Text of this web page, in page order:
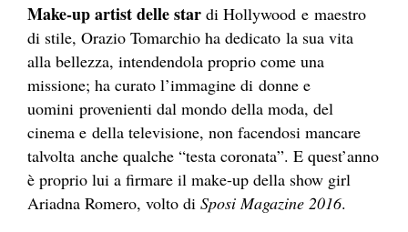
Make-up artist delle star di Hollywood e maestro
di stile, Orazio Tomarchio ha dedicato la sua vita
alla bellezza, intendendola proprio come una
missione; ha curato l’immagine di donne e
uomini provenienti dal mondo della moda, del
cinema e della televisione, non facendosi mancare
talvolta anche qualche “testa coronata”. E quest’anno
è proprio lui a firmare il make-up della show girl
Ariadna Romero, volto di Sposi Magazine 2016.